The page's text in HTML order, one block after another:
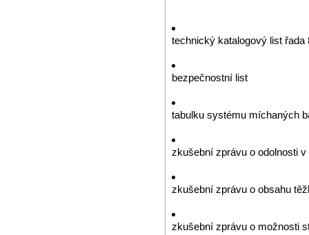
technický katalogový list řada
bezpečnostní list
tabulku systému míchaných
zkušební zprávu o odolnosti
zkušební zprávu o obsahu
zkušební zprávu o možnosti